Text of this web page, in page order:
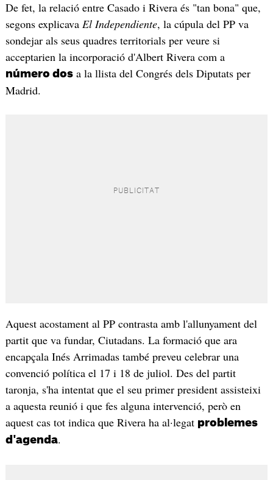
De fet, la relació entre Casado i Rivera és "tan bona" que,
segons explicava El Independiente, la cúpula del PP va
sondejar als seus quadres territorials per veure si
acceptarien la incorporació d'Albert Rivera com a
número dosa la llista del Congrés dels Diputats per
Madrid.
Aquest acostament al PP contrasta amb l'allunyament del
partit que va fundar, Ciutadans. La formació que ara
encapçala Inés Arrimadas també preveu celebrar una
convenció política el 17 i 18 de juliol. Des del partit
taronja, s'ha intentat que el seu primer president assisteixi
a aquesta reunió i que fes alguna intervenció, però en
aquest cas tot indica que Rivera ha al·legat problemes
d'agenda.